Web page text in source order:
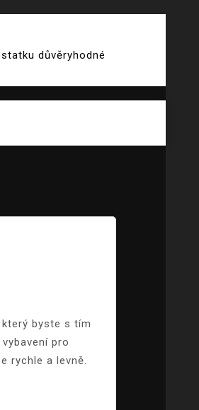
důvěryhodné
byste s tím
pro
rychle a levně.